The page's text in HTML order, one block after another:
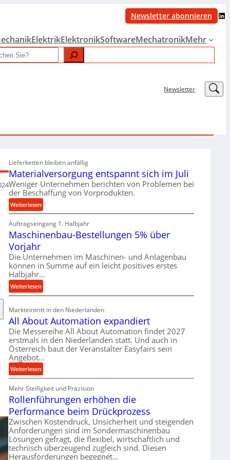
Newsletter abonnieren LinkedIn
ElektrikElektronikSoftwareMechatronikMehr
Newsletter LinkedIn
Lieferketten bleiben anfällig
Materialversorgung entspannt sich im Juli
Weniger Unternehmen berichten von Problemen bei
der Beschaffung von Vorprodukten.
Weiterlesen:
M
a
t
i
l
v
r
s
o
r
g
u
n
g
e
n
t
p
a
n
n
Auftragseingang 1. Halbjahr
Maschinenbau-Bestellungen 5% über
Vorjahr
Die Unternehmen im Maschinen- und Anlagenbau
können in Summe auf ein leicht positives erstes
Halbjahr…
Weiterlesen:
M
c
h
i
n
e
n
a
u
-
B
e
s
t
Markteintritt in den Niederlanden
All About Automation expandiert
Die Messereihe All About Automation findet 2027
erstmals in den Niederlanden statt. Und auch in
Österreich baut der Veranstalter Easyfairs sein
Angebot…
Weiterlesen:
A
l
l
b
o
u
t
A
Mehr Steifigkeit und Präzision
Rollenführungen erhöhen die
Performance beim Drückprozess
Zwischen Kostendruck, Unsicherheit und steigenden
Anforderungen sind im Sondermaschinenbau
Lösungen gefragt, die flexibel, wirtschaftlich und
technisch überzeugend zugleich sind. Diesen
Herausforderungen begegnet…